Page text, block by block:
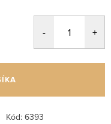
Kód: 6393